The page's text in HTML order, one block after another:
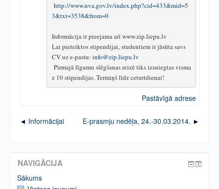
http://www.nva.gov.lv/index.php?cid=433&mid=5
3&txt=3538&from=0
Informācija ir pieejama arī www.zip.liepu.lv
Lai pieteiktos stipendijai, studentiem ir jāsūta savs
CV uz e-pastu: info@zip.liepu.lv
Pirmajā līgumu slēgšanas reizē tiks izsniegtas visma
z 10 stipendijas. Termiņš līdz ceturtdienai!
Pastāvīgā adrese
Informācijai E-prasmju nedēļa, 24.-30.03.2014.
NAVIGĀCIJA
Sākums